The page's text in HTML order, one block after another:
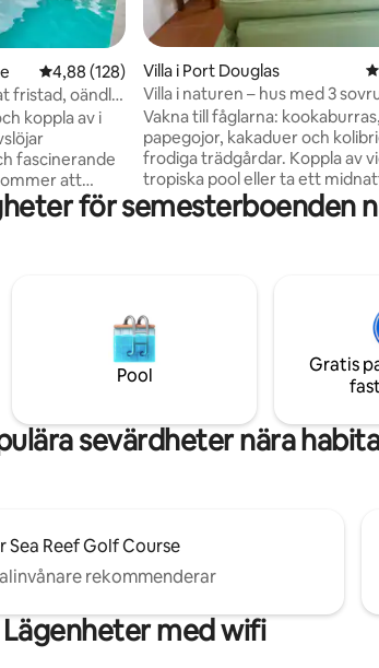
4,88 av 5 i genomsnittligt betyg, 128
4,88 (128)
fristad, oändlig
koppla av i
fascinerande
att
av och svalka
infinity
Gorge, 15
och
snabb 5
Villa i Port Douglas
Villa i naturen – hus med 3
tropisk pool
Vakna till fåglarna: kookaburras,
papegojor, kakaduer och
frodiga trädgårdar. Koppla av
tropiska pool eller ta ett
under stjärnorna. Detta unika duplexhus
har en kreativ atmosfär –
för familjer med rymligt
kockkök. Wildlife Habitat, IGA
närheten, kort promenad till
Beach. Luftkonditionering och
att hålla sig sval.
för semesterboenden
Pool
Gratis
sevärdheter nära
Sea Reef Golf Course
rekommenderar
Lägenheter med wifi